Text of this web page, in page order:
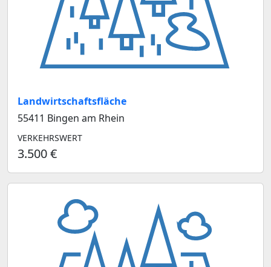
Landwirtschaftsfläche
55411 Bingen am Rhein
VERKEHRSWERT
3.500 €